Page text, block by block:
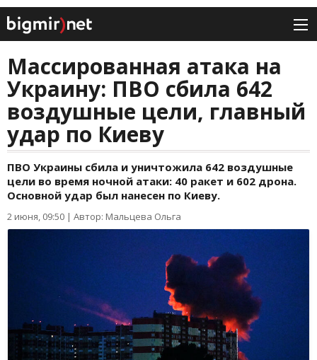
Массированная атака на
Украину: ПВО сбила 642
воздушные цели, главный
удар по Киеву
ПВО Украины сбила и уничтожила 642 воздушные
цели во время ночной атаки: 40 ракет и 602 дрона.
Основной удар был нанесен по Киеву.
2 июня, 09:50 | Автор: Мальцева Ольга